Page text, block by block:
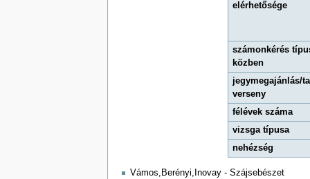
elérhetősége
számonkérés
közben
jegymegajánlás/
verseny
félévek száma
vizsga típusa
nehézség
Vámos,Berényi,Inovay - Szájsebészet